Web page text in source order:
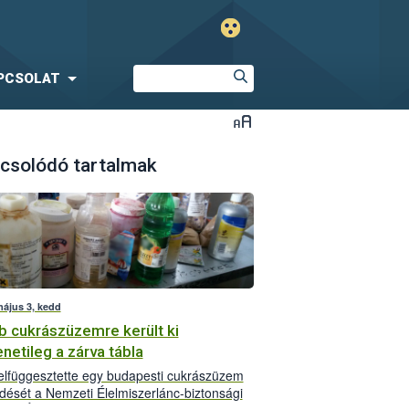
tartalmak
3, kedd
cukrászüzemre került ki
a zárva tábla
egy budapesti cukrászüzem
a Nemzeti Élelmiszerlánc-biztonsági